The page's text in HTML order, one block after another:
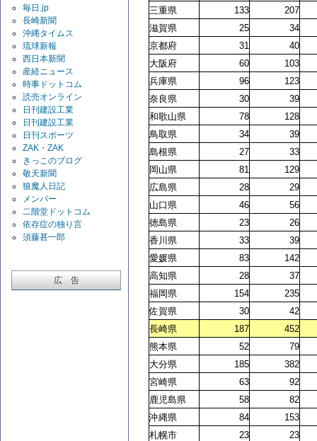
毎日.jp
長崎新聞
沖縄タイムス
琉球新報
西日本新聞
産経ニュース
時事ドットコム
読売オンライン
日刊建設工業
日刊建設工業
日刊スポーツ
ZAK・ZAK
きっこのブログ
敬天新聞
狼魔人日記
メンバー
二階堂ドットコム
依存症の独り言
須藤甚一郎
広 告
三重県
133
207
滋賀県
25
34
京都府
31
40
大阪府
60
103
兵庫県
96
123
奈良県
30
39
和歌山県
78
128
鳥取県
34
39
島根県
27
33
岡山県
81
129
広島県
28
29
山口県
46
56
徳島県
23
26
香川県
33
39
愛媛県
83
142
高知県
28
37
福岡県
154
235
佐賀県
30
42
長崎県
187
452
熊本県
52
79
大分県
185
382
宮崎県
63
92
鹿児島県
58
82
沖縄県
84
153
札幌市
23
23